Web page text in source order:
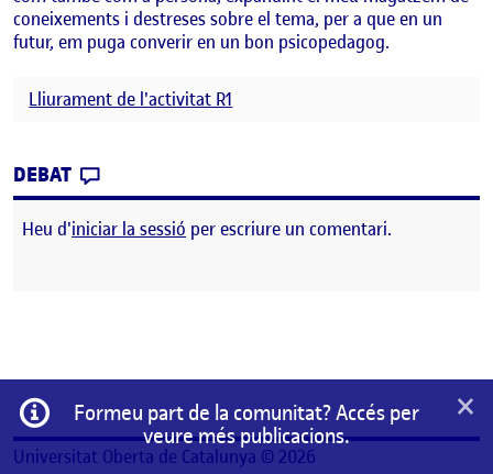
coneixements i destreses sobre el tema, per a que en un
futur, em puga converir en un bon psicopedagog.
Lliurament de l'activitat R1
DEBAT
Heu d'iniciar la sessió per escriure un comentari.
Informació
Formeu part de la comunitat? Accés per
veure més publicacions.
×
Universitat Oberta de Catalunya © 2026